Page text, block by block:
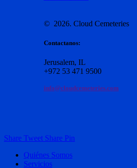
© 2026. Cloud Cemeteries
Contactanos:
Jerusalem, IL
+972 53 471 9500
info@cloudcemeteries.com
Share Tweet Share Pin
Close
Menu
Quiénes Somos
Servicios